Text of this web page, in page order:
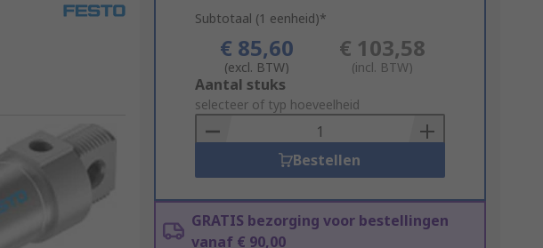
Subtotaal (1 eenheid)*
€ 85,60
(excl. BTW)
€ 103,58
(incl. BTW)
Add
to
Basket
Aantal stuks
selecteer of typ hoeveelheid
Bestellen
GRATIS bezorging voor bestellingen
vanaf € 90,00